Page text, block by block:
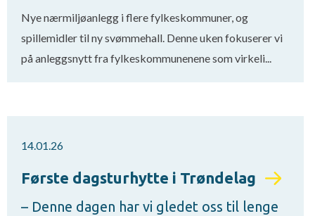
Nye nærmiljøanlegg i flere fylkeskommuner, og
spillemidler til ny svømmehall. Denne uken fokuserer vi
på anleggsnytt fra fylkeskommunenene som virkeli...
14.01.26
Første dagsturhytte i Trøndelag
– Denne dagen har vi gledet oss til lenge